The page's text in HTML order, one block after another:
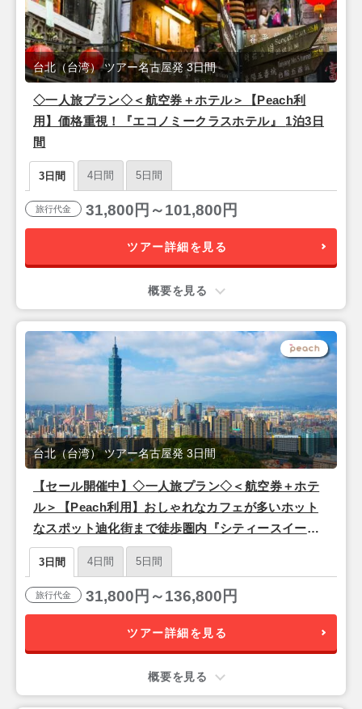
◇一人旅プラン◇＜航空券＋ホテル＞【Peach利
用】価格重視！『エコノミークラスホテル』 1泊3日
間
台北（台湾） ツアー名古屋発 3日間
3日間 4日間 5日間
旅行代金 31,800円～101,800円
ツアー詳細を見る
概要を見る
【セール開催中】◇一人旅プラン◇＜航空券＋ホテ
ル＞【Peach利用】おしゃれなカフェが多いホット
なスポット迪化街まで徒歩圏内『シティースイーツ
台北ベイメン』 1泊3日間
台北（台湾） ツアー名古屋発 3日間
3日間 4日間 5日間
旅行代金 31,800円～136,800円
ツアー詳細を見る
概要を見る